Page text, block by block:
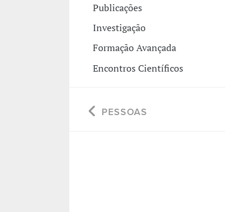
Publicações
Investigação
Formação Avançada
Encontros Científicos
PESSOAS